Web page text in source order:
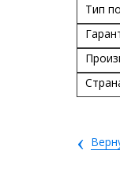
Тип
‹